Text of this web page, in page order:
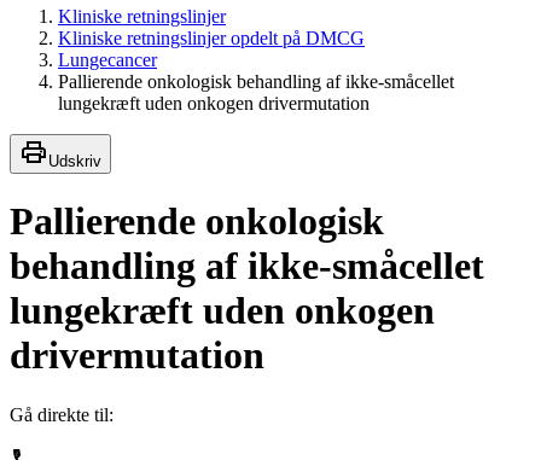
Kliniske retningslinjer
Kliniske retningslinjer opdelt på DMCG
Lungecancer
Pallierende onkologisk behandling af ikke-småcellet
lungekræft uden onkogen drivermutation
Udskriv
Pallierende onkologisk
behandling af ikke-småcellet
lungekræft uden onkogen
drivermutation
Gå direkte til: